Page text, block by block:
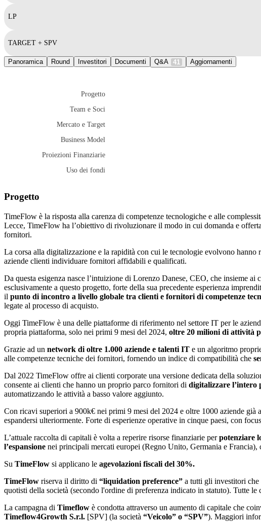
LP
TARGET + SPV
Panoramica Round Investitori Documenti Q&A 41 Aggiornamenti
Progetto
Team e Soci
Mercato e Target
Business Model
Proiezioni Finanziarie
Uso dei fondi
Progetto
TimeFlow è la risposta alla carenza di competenze tecnologiche e alle
Lecce, TimeFlow ha l’obiettivo di rivoluzionare il modo in cui domanda e
fornitori.
La corsa alla digitalizzazione e la rapidità con cui le tecnologie evolvono
aziende clienti individuare fornitori affidabili e qualificati.
Da questa esigenza nasce l’intuizione di Lorenzo Danese, CEO, che insieme
esclusivamente a questo progetto, forte della sua precedente esperienza
il punto di incontro a livello globale tra clienti e fornitori di competenze
legate al processo di acquisto.
Oggi TimeFlow è una delle piattaforme di riferimento nel settore IT per le
propria piattaforma, solo nei primi 9 mesi del 2024, oltre 20 milioni di attività
Grazie ad un network di oltre 1.000 aziende e talenti IT e un algoritmo
alle competenze tecniche dei fornitori, fornendo un indice di compatibilità che
Dal 2022 TimeFlow offre ai clienti corporate una versione dedicata della
consente ai clienti che hanno un proprio parco fornitori di digitalizzare l’intero
automatizzando le attività a basso valore aggiunto.
Con ricavi superiori a 900k€ nei primi 9 mesi del 2024 e oltre 1000 aziende
espandersi ulteriormente. Forte di esperienze operative in cinque paesi, con
L’attuale raccolta di capitali è volta a reperire risorse finanziarie perpotenziare
l’espansione nei principali mercati europei (Regno Unito, Germania e
Su TimeFlow si applicano le agevolazioni fiscali del 30%.
TimeFlow riserva il diritto di “liquidation preference” a tutti gli investitori che
quotisti della società (secondo l'ordine di preferenza indicato in statuto). Tutte
La campagna di Timeflow è condotta attraverso un aumento di capitale che
Timeflow4Growth S.r.l. [SPV] (la società “Veicolo” o “SPV”). Maggiori